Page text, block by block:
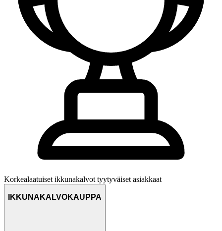
Korkealaatuiset ikkunakalvot tyytyväiset asiakkaat
IKKUNAKALVOKAUPPA